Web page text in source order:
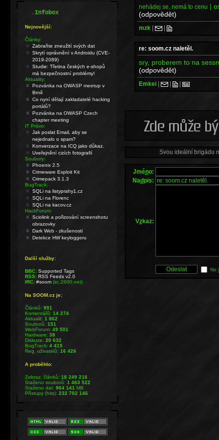
nehádej se, nemá to cenu |
(odpovědět)
mzk | |
re: soom.cz naletěl.
sry, proberem to na
(odpovědět)
Emkei | | |
Svou ideální brigádu
Jméno:
Nadpis:
Vzkaz:
No
.Infobox
Nejnovější:
Články:
Zabraňte zneužití svých dat
Skrytí oprávnění v Androidu (CVE-
2019-2089)
Studie: Třetina českých e-shopů
má bezpečnostní problémy!
Aktuality:
Pozvánka na OWASP meetup v
Brně
Co nyní dělají zakladatelé hacking
portálů?
Pozvánka na OWASP Czech
chapter meeting
IT Právo:
Jak poslat Email, aby se
nejednalo o spam?
Konverzace na ICQ jako důkaz.
Uveřejnění cizích fotografií
Soubory:
Phoenix 2.5
Crimeware Exploit Kit
Crimepack 3.1.3
BugTrack:
SQLi na listyprahy1.cz
SQLi na Florenc
SQLi na kacov.cz
HackForum:
Sciolink a pořizování screenshotu
obrazovky
Dark Web - zkušenosti
Detekce HW keyloggeru
Další služby:
BBC: Supported Tags
RSS: RSS Feeds v2.0
IRC: #soom(irc.2600.net)
Na SOOM.cz je:
Článků:991
Komentářů:14 274
Aktualit:1 862
Souborů:151
WebForum:49 501
Hardware:38
Diskuze:20 632
BugTrack:4 415
Reg. uživatelů:16 426
A proběhlo:
Zobraz. článků:18 249 216
Staženo souborů:1 463 522
Staženo dat:964 141MB
Přístupy (hits):232 702 146